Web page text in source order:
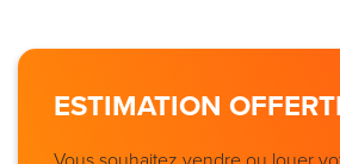
ESTIMATION